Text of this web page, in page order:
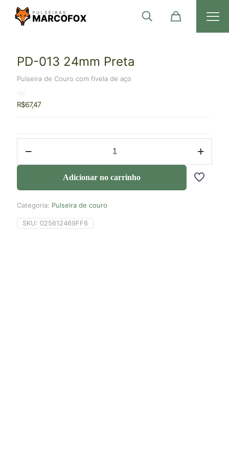
PD-013 24mm Preta
Pulseira de Couro com fivela de aço
R$67,47
Adicionar no carrinho
Categoria: Pulseira de couro
SKU: 025612469FF6